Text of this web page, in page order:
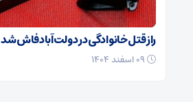
راز قتل خانوادگی در دولت‌آباد فاش شد